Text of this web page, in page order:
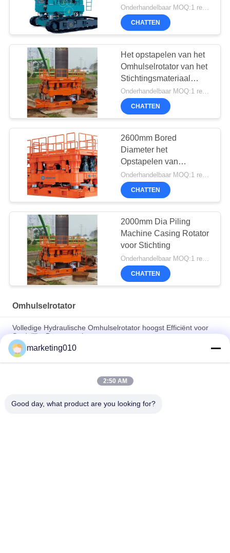
Rotator opstapelen
Onderhandelbaar MOQ:1 reeks
CHATTEN
Het opstapelen van het
Omhulselrotator van het
Stichtingsmateriaal
TR2605H 441hp
Onderhandelbaar MOQ:1 reeks
CHATTEN
2600mm Bored
Diameter het
Opstapelen van
Omhulselrotator
Onderhandelbaar MOQ:1 reeks
CHATTEN
2000mm Dia Piling
Machine Casing Rotator
voor Stichting
CHATTEN
Omhulselrotator
Volledige Hydraulische Omhulselrotator hoogst Efficiënt voor
Stedelijke Bouwstapels
Stille Duurzame Omhulselrotator Geen Trillings Hoge Veiligheid
zonder Modder
Hoog Efficiënt de stichtingsmateriaal van de Omhulselrotator
marketing010
2:50 AM
Good day, what product are you looking for?